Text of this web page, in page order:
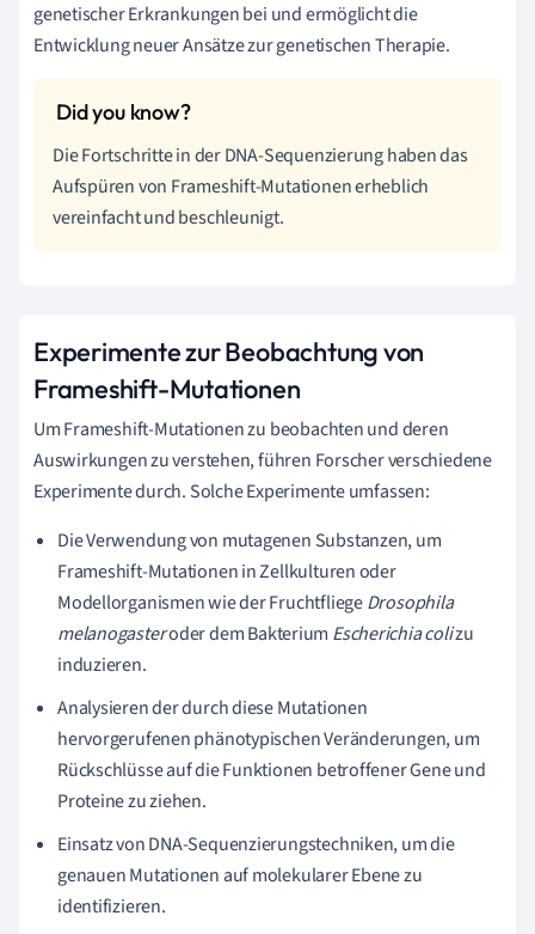
genetischer Erkrankungen bei und ermöglicht die
Entwicklung neuer Ansätze zur genetischen Therapie.
Die Fortschritte in der DNA-Sequenzierung haben das
Aufspüren von Frameshift-Mutationen erheblich
vereinfacht und beschleunigt.
Experimente zur Beobachtung von
Frameshift-Mutationen
Um Frameshift-Mutationen zu beobachten und deren
Auswirkungen zu verstehen, führen Forscher verschiedene
Experimente durch. Solche Experimente umfassen:
Die Verwendung von mutagenen Substanzen, um
Frameshift-Mutationen in Zellkulturen oder
Modellorganismen wie der FruchtfliegeDrosophila
melanogasteroder dem Bakterium Escherichia colizu
induzieren.
Analysieren der durch diese Mutationen
hervorgerufenen phänotypischen Veränderungen, um
Rückschlüsse auf die Funktionen betroffener Gene und
Proteine zu ziehen.
Einsatz von DNA-Sequenzierungstechniken, um die
genauen Mutationen auf molekularer Ebene zu
identifizieren.